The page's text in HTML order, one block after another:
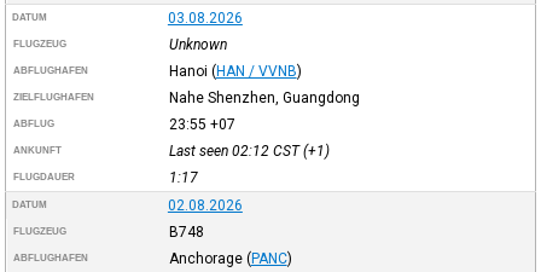
DATUM 03.08.2026
FLUGZEUG Unknown
ABFLUGHAFEN Hanoi (HAN / VVNB)
ZIELFLUGHAFEN Nahe Shenzhen, Guangdong
ABFLUG 23:55 +07
ANKUNFT Last seen 02:12 CST(+1)
FLUGDAUER 1:17
DATUM 02.08.2026
FLUGZEUG B748
ABFLUGHAFEN Anchorage (PANC)